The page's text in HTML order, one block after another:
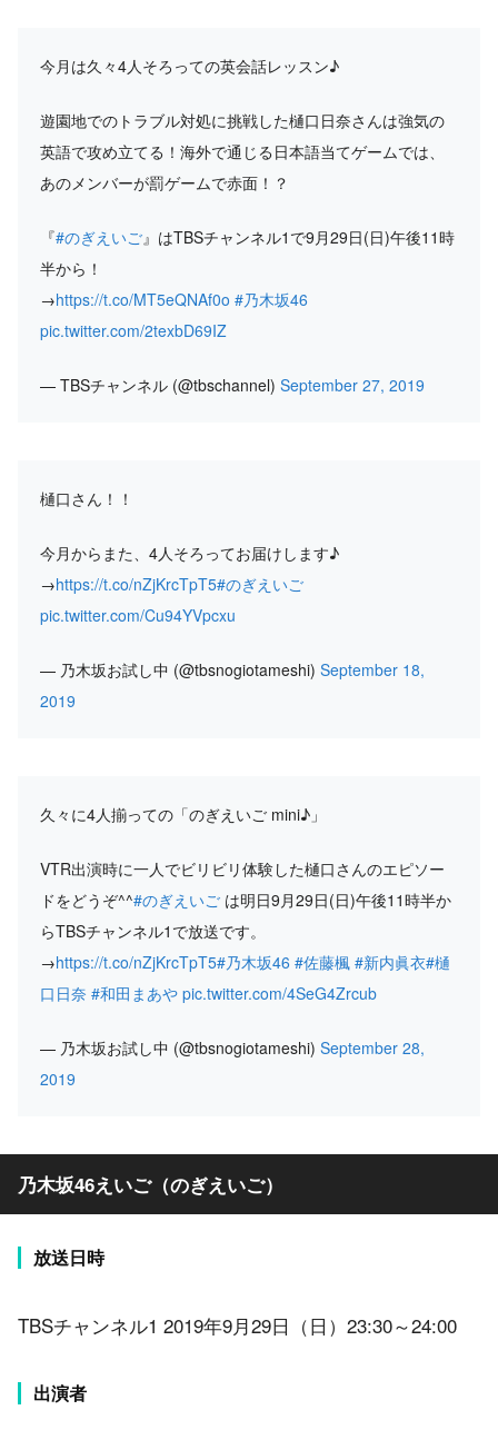
今月は久々4人そろっての英会話レッスン♪
遊園地でのトラブル対処に挑戦した樋口日奈さんは強気の
英語で攻め立てる！海外で通じる日本語当てゲームでは、
あのメンバーが罰ゲームで赤面！？
『#のぎえいご』はTBSチャンネル1で9月29日(日)午後11時
半から！
→https://t.co/MT5eQNAf0o #乃木坂46
pic.twitter.com/2texbD69IZ
— TBSチャンネル (@tbschannel) September 27, 2019
樋口さん！！
今月からまた、4人そろってお届けします♪
→https://t.co/nZjKrcTpT5#のぎえいご
pic.twitter.com/Cu94YVpcxu
— 乃木坂お試し中 (@tbsnogiotameshi) September 18,
2019
久々に4人揃っての「のぎえいご mini♪」
VTR出演時に一人でビリビリ体験した樋口さんのエピソー
ドをどうぞ^^#のぎえいご は明日9月29日(日)午後11時半か
らTBSチャンネル1で放送です。
→https://t.co/nZjKrcTpT5#乃木坂46 #佐藤楓 #新内眞衣#樋
口日奈 #和田まあや pic.twitter.com/4SeG4Zrcub
— 乃木坂お試し中 (@tbsnogiotameshi) September 28,
2019
乃木坂46えいご（のぎえいご）
放送日時
TBSチャンネル1 2019年9月29日（日）23:30～24:00
出演者